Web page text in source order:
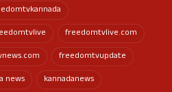
freedomtvlive.com
freedomtvupdate
news
kannadanews